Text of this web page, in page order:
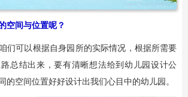
空间与位置呢？
们可以根据自身园所的实际情况，根据所需要
总结出来，要有清晰想法给到幼儿园设计公
的空间位置好好设计出我们心目中的幼儿园。